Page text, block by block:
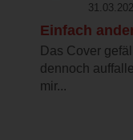
Einfach
Das Cover
dennoch
mir...